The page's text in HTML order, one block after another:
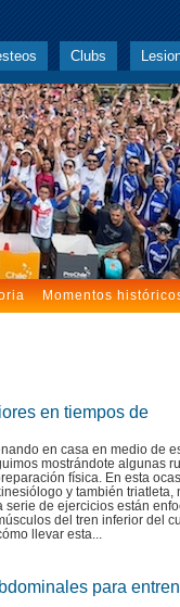
Clubs
Momentos
en tiempos de
en casa en medio de
mostrándote algunas
física. En esta
y también triatleta,
serie de ejercicios están
del tren inferior del
llevar esta...
para